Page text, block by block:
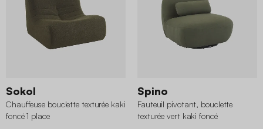
Sokol
Chauffeuse bouclette texturée kaki
foncé 1 place
Spino
Fauteuil pivotant, bouclette
texturée vert kaki foncé